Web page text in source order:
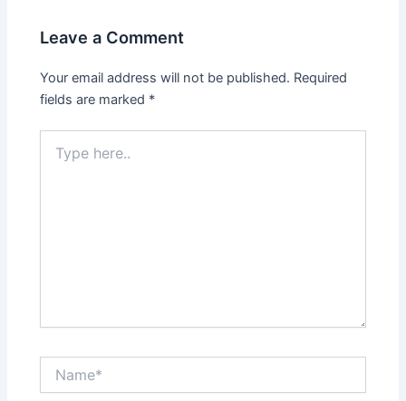
Leave a Comment
Your email address will not be published. Required
fields are marked *
here..